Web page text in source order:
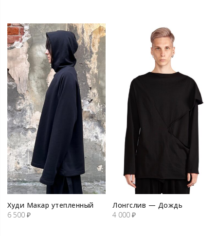
Худи Макар утепленный
6 500 ₽
Лонгслив — Дождь
4 000 ₽